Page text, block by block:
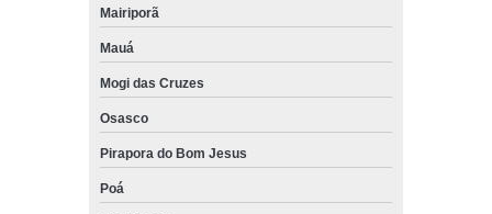
Mairiporã
Mauá
Mogi das Cruzes
Osasco
Pirapora do Bom Jesus
Poá